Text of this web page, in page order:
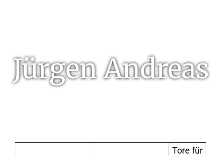
Jürgen Andreas
Tore für